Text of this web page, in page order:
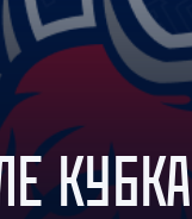
Юлаев
КУБКА